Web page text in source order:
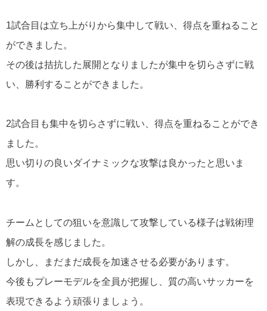
1試合目は立ち上がりから集中して戦い、得点を重ねること
ができました。
その後は拮抗した展開となりましたが集中を切らさずに戦
い、勝利することができました。
2試合目も集中を切らさずに戦い、得点を重ねることができ
ました。
思い切りの良いダイナミックな攻撃は良かったと思いま
す。
チームとしての狙いを意識して攻撃している様子は戦術理
解の成長を感じました。
しかし、まだまだ成長を加速させる必要があります。
今後もプレーモデルを全員が把握し、質の高いサッカーを
表現できるよう頑張りましょう。